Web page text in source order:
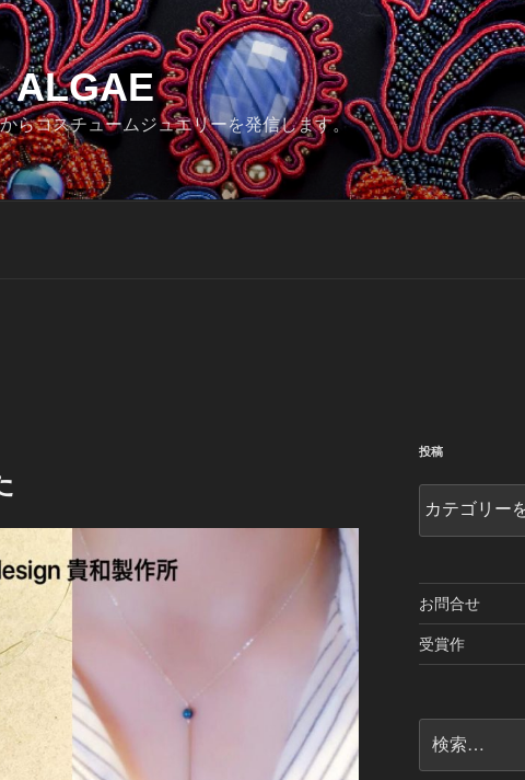
らコスチュームジュエリーを発信します。
投稿
稿
お問合せ
受賞作
索: